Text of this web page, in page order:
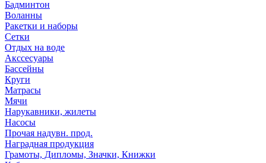
Бадминтон
Воланны
Ракетки и наборы
Сетки
Отдых на воде
Акссесуары
Бассейны
Круги
Матрасы
Мячи
Нарукавники, жилеты
Насосы
Прочая надувн. прод.
Наградная продукция
Грамоты, Дипломы, Значки, Книжки